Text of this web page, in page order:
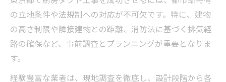
の立地条件や法規制への対応が不可欠です。特に、建物
の高さ制限や隣接建物との距離、消防法に基づく排気経
路の確保など、事前調査とプランニングが重要となりま
す。
経験豊富な業者は、現地調査を徹底し、設計段階から各